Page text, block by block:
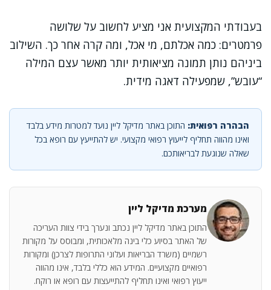
בעבודתי המקצועית אני מציע לחשוב על שלושה
פרמטרים: כמה אכלתם, מי אכל, ומה קרה אחר כך. השילוב
ביניהם נותן תמונה מציאותית יותר מאשר עצם המילה
“עובש”, שמפעילה דאגה מידית.
הבהרה רפואית: התוכן באתר מדיקל ליין נועד למטרות מידע בלבד
ואינו מהווה תחליף לייעוץ רפואי מקצועי. יש להתייעץ עם רופא בכל
שאלה שנוגעת לבריאותכם.
מערכת מדיקל ליין
התוכן באתר מדיקל ליין נכתב ונערך בידי צוות העריכה
של האתר בסיוע כלי בינה מלאכותית, ומבוסס על מקורות
רשמיים (משרד הבריאות ועלוני התרופות לצרכן) ומקורות
רפואיים מקצועיים. המידע הוא כללי בלבד, אינו מהווה
ייעוץ רפואי ואינו תחליף להתייעצות עם רופא או רוקח.